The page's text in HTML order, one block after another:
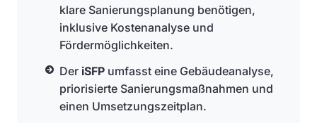
klare Sanierungsplanung benötigen,
inklusive Kostenanalyse und
Fördermöglichkeiten.
Der iSFP umfasst eine Gebäudeanalyse,
priorisierte Sanierungsmaßnahmen und
einen Umsetzungszeitplan.